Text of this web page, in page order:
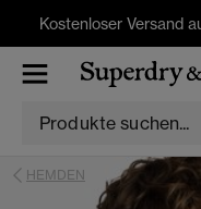
Kostenloser Versand
HEMDEN